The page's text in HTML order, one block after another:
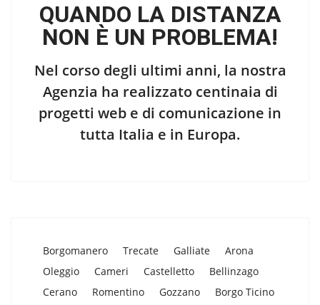
QUANDO LA DISTANZA
NON È UN PROBLEMA!
Nel corso degli ultimi anni, la nostra
Agenzia ha realizzato centinaia di
progetti web e di comunicazione in
tutta Italia e in Europa.
Borgomanero Trecate Galliate
Arona
Oleggio
Cameri Castelletto
Bellinzago
Cerano
Romentino Gozzano
Borgo Ticino